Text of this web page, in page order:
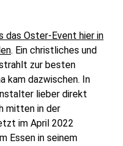
Oster-Event hier in
. Ein christliches und
zur besten
kam dazwischen. In
lieber direkt
mitten in der
im April 2022
Essen in seinem